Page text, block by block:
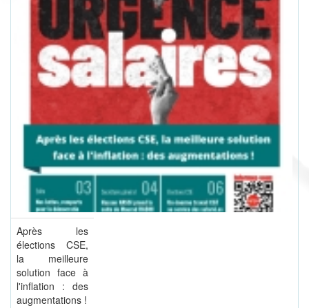
Après les
élections CSE,
la meilleure
solution face à
l'inflation : des
augmentations !